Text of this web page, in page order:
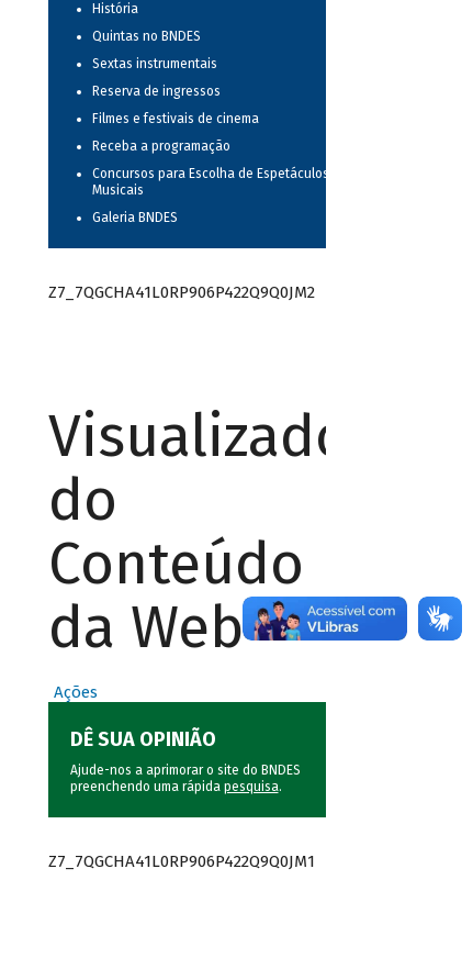
História
Quintas no BNDES
Sextas instrumentais
Reserva de ingressos
Filmes e festivais de cinema
Receba a programação
Concursos para Escolha de Espetáculos
Musicais
Galeria BNDES
Z7_7QGCHA41L0RP906P422Q9Q0JM2
Visualizador
do
Conteúdo
da Web
Ações
DÊ SUA OPINIÃO
Ajude-nos a aprimorar o site do BNDES
preenchendo uma rápida pesquisa.
Z7_7QGCHA41L0RP906P422Q9Q0JM1